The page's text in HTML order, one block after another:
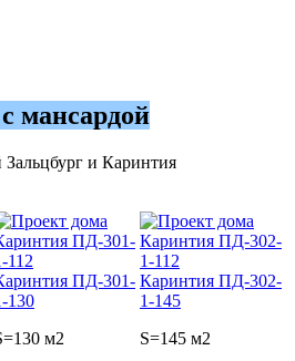
мансардой
и Каринтия
ПД-301-
130
м2
Каринтия ПД-302-
1-145
S=145 м2